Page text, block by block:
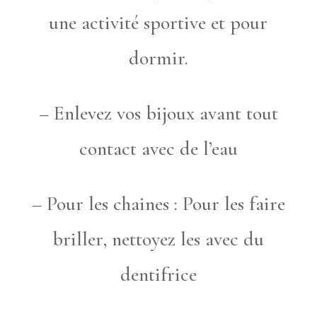
une activité sportive et pour
dormir.
– Enlevez vos bijoux avant tout
contact avec de l’eau
– Pour les chaines : Pour les faire
briller, nettoyez les avec du
dentifrice